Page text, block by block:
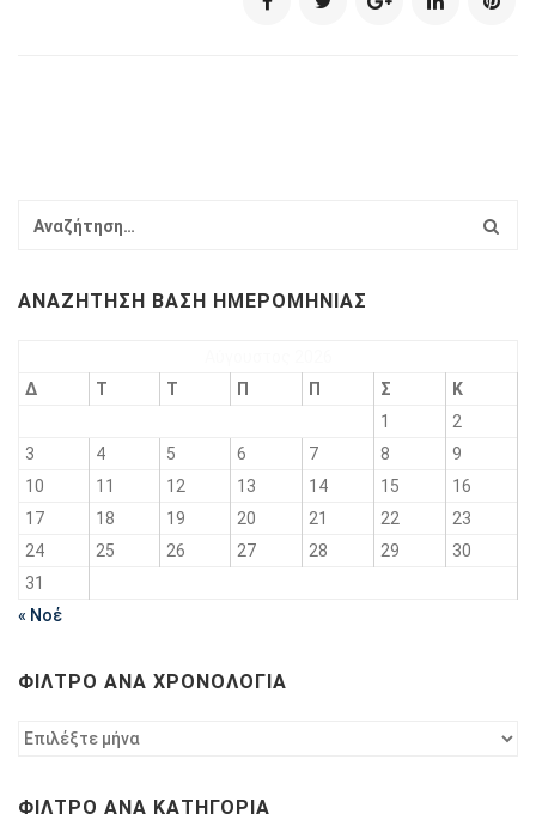
ΑΝΑΖΉΤΗΣΗ ΒΆΣΗ ΗΜΕΡΟΜΗΝΊΑΣ
Δ
Τ Τ Π Π Σ
Κ
1
2
3
4 5 6 7 8
9
10
11 12 13 14 15
16
17
18 19 20 21 22
23
24
25 26 27 28 29
30
31
« Νοέ
ΦΊΛΤΡΟ ΑΝΆ ΧΡΟΝΟΛΟΓΊΑ
Φίλτρο
ΦΊΛΤΡΟ ΑΝΆ ΚΑΤΗΓΟΡΊΑ